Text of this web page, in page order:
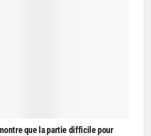
que la partie difficile pour